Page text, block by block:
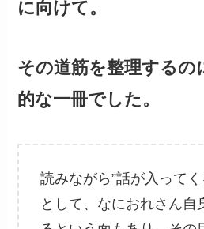
に向けて。
その道筋を整理するの
的な一冊でした。
読みながら”話が入って
として、なにおれさん自